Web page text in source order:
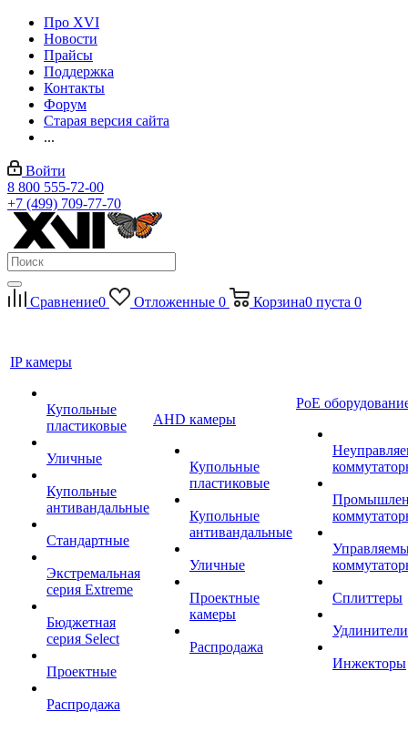
Про XVI
Новости
Прайсы
Поддержка
Контакты
Форум
Старая версия сайта
...
Войти
8 800 555-72-00
+7 (499) 709-77-70
Сравнение0 Отложенные 0 Корзина0 пуста 0
IP камеры
Купольные
пластиковые
Уличные
Купольные
антивандальные
Стандартные
Экстремальная
серия Extreme
Бюджетная
серия Select
Проектные
Распродажа
AHD камеры
Купольные
пластиковые
Купольные
антивандальные
Уличные
Проектные
камеры
Распродажа
PoE
Сплиттеры
Удлинители
Инжекторы